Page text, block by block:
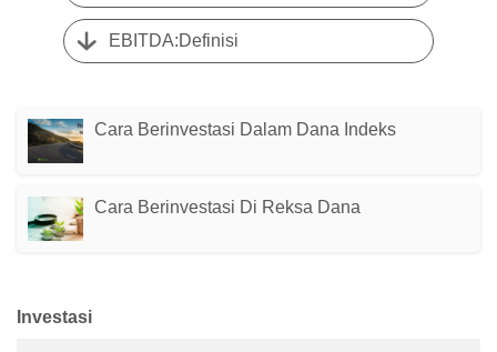
EBITDA:Definisi
Cara Berinvestasi Dalam Dana Indeks
Cara Berinvestasi Di Reksa Dana
Investasi